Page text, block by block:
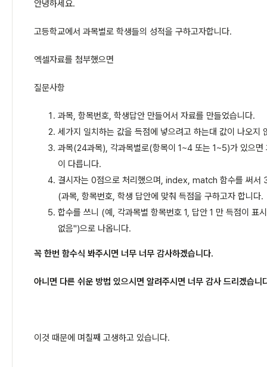
안녕하세요.
고등학교에서 과목별로 학생들의 성적을 구하고자합니다.
엑셀자료를 첨부했으면
질문사항
과목, 항목번호, 학생답안 만들어서 자료를 만들었습니다.
세가지 일치하는 값을 득점에 넣으려고 하는대 값이 나오지
과목(24과목), 각과목별로(항목이 1~4 또는 1~5)가 있으면
이 다릅니다.
결시자는 0점으로 처리했으며, index, match 함수를 써서
(과목, 항목번호, 학생 답안에 맞춰 득점을 구하고자 합니다.
합수를 쓰니 (예, 각과목별 항목번호 1, 답안 1 만 득점이 표
없음")으로 나옵니다.
꼭 한번 함수식 봐주시면 너무 너무 감사하겠습니다.
아니면 다른 쉬운 방법 있으시면 알려주시면 너무 감사 드리겠습니
이것 때문에 며칠째 고생하고 있습니다.